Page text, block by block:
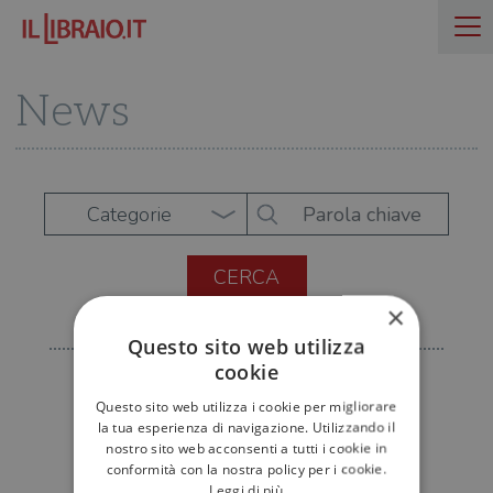
News
Categorie
×
Questo sito web utilizza
cookie
Questo sito web utilizza i cookie per migliorare
la tua esperienza di navigazione. Utilizzando il
nostro sito web acconsenti a tutti i cookie in
conformità con la nostra policy per i cookie.